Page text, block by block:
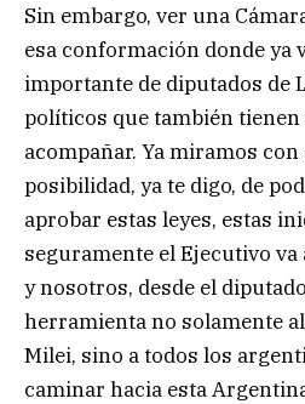
Sin embargo, ver una
esa conformación donde ya
importante de diputados de
políticos que también
acompañar. Ya miramos
posibilidad, ya te digo, de
aprobar estas leyes, estas
seguramente el Ejecutivo
y nosotros, desde el
herramienta no solamente
Milei, sino a todos los
caminar hacia esta